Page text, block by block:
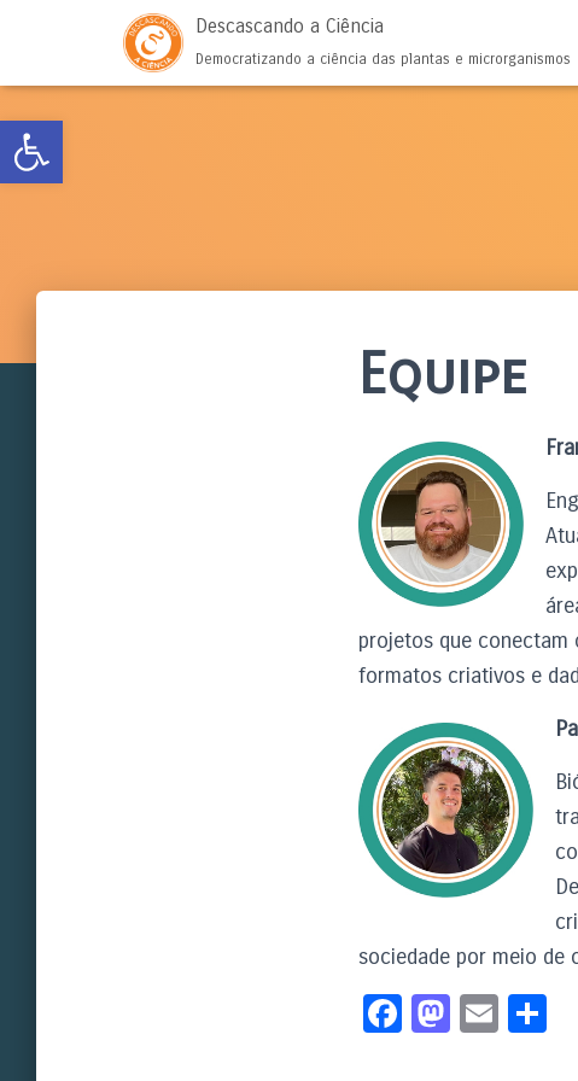
Abrir a barra de ferramentas
Descascando a Ciência
Democratizando a ciência das plantas e microrganismos
Equipe
projetos que conectam
formatos criativos e
sociedade por meio de
Fa M
E